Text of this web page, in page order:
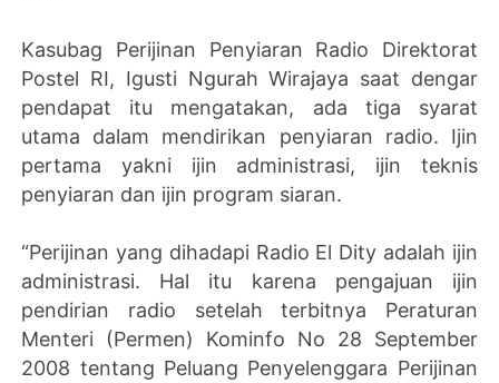
Kasubag Perijinan Penyiaran Radio Direktorat
Postel RI, Igusti Ngurah Wirajaya saat dengar
pendapat itu mengatakan, ada tiga syarat
utama dalam mendirikan penyiaran radio. Ijin
pertama yakni ijin administrasi, ijin teknis
penyiaran dan ijin program siaran.
“Perijinan yang dihadapi Radio El Dity adalah ijin
administrasi. Hal itu karena pengajuan ijin
pendirian radio setelah terbitnya Peraturan
Menteri (Permen) Kominfo No 28 September
2008 tentang Peluang Penyelenggara Perijinan